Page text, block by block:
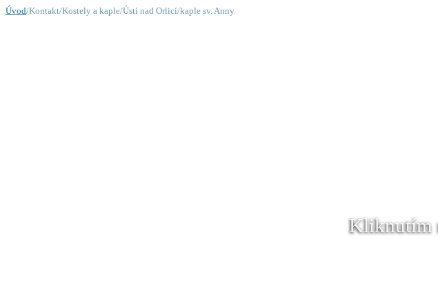
Úvod/Kontakt/Kostely a kaple/Ústí nad Orlicí/kaple sv. Anny
Kliknutím